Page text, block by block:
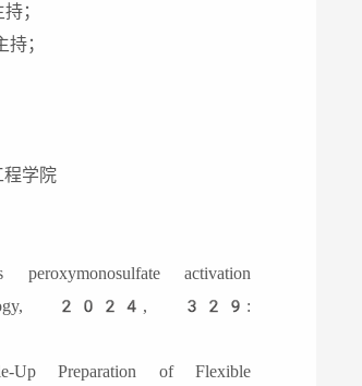
；
；
学院
activation
2024, 329:
Preparation of Flexible